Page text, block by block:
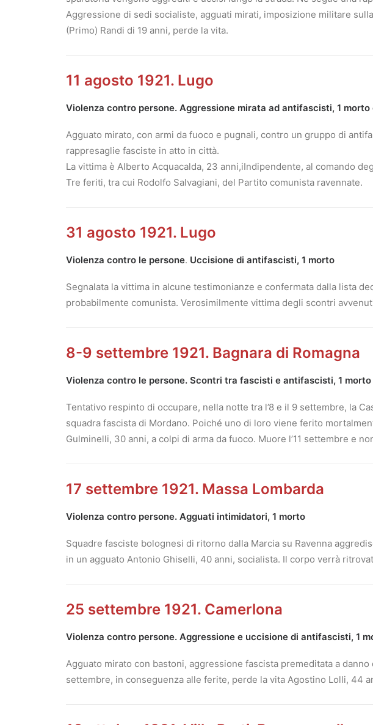
Aggressione di sedi socialiste, agguati mirati, imposizione militare
(Primo) Randi di 19 anni, perde la vita.
11 agosto 1921. Lugo
Violenza contro persone. Aggressione mirata ad antifascisti, 1
Agguato mirato, con armi da fuoco e pugnali, contro un gruppo di
rappresaglie fasciste in atto in città.
La vittima è Alberto Acquacalda, 23 anni,iIndipendente, al comando
Tre feriti, tra cui Rodolfo Salvagiani, del Partito comunista ravennate.
31 agosto 1921. Lugo
Violenza contro le persone. Uccisione di antifascisti, 1 morto
Segnalata la vittima in alcune testimonianze e confermata dalla lista
probabilmente comunista. Verosimilmente vittima degli scontri avvenuti
8-9 settembre 1921. Bagnara di Romagna
Violenza contro le persone. Scontri tra fascisti e antifascisti, 1 morto
Tentativo respinto di occupare, nella notte tra l’8 e il 9 settembre, la
squadra fascista di Mordano. Poiché uno di loro viene ferito
Gulminelli, 30 anni, a colpi di arma da fuoco. Muore l’11 settembre e
17 settembre 1921. Massa Lombarda
Violenza contro persone. Agguati intimidatori, 1 morto
Squadre fasciste bolognesi di ritorno dalla Marcia su Ravenna
in un agguato Antonio Ghiselli, 40 anni, socialista. Il corpo verrà
25 settembre 1921. Camerlona
Violenza contro persone. Aggressione e uccisione di antifascisti, 1
Agguato mirato con bastoni, aggressione fascista premeditata a
settembre, in conseguenza alle ferite, perde la vita Agostino Lolli, 44